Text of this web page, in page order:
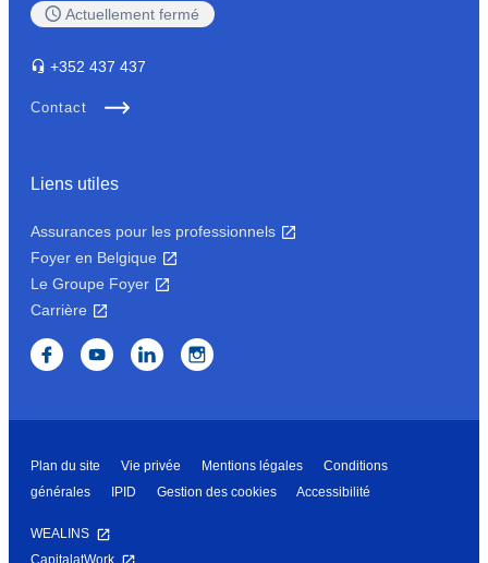
Actuellement fermé
+352 437 437
Contact
Liens utiles
Assurances pour les professionnels
Foyer en Belgique
Le Groupe Foyer
Carrière
Plan du site Vie privée Mentions légales
Conditions
générales
IPID Gestion des cookies Accessibilité
WEALINS